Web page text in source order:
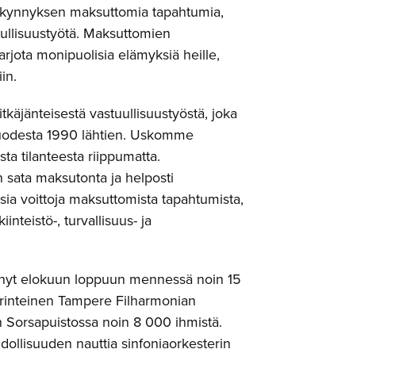
maksuttomia tapahtumia,
Maksuttomien
monipuolisia elämyksiä heille,
vastuullisuustyöstä, joka
1990 lähtien. Uskomme
tilanteesta riippumatta.
maksutonta ja helposti
voittoja maksuttomista tapahtumista,
, turvallisuus- ja
elokuun loppuun mennessä noin 15
Tampere Filharmonian
noin 8 000 ihmistä.
nauttia sinfoniaorkesterin